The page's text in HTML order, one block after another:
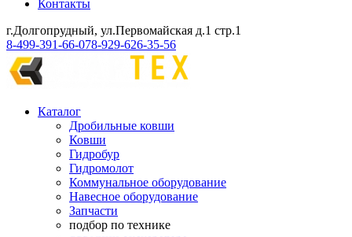
Контакты
г.Долгопрудный, ул.Первомайская д.1 стр.1
8-499-391-66-078-929-626-35-56
Каталог
Дробильные ковши
Ковши
Гидробур
Гидромолот
Коммунальное оборудование
Навесное оборудование
Запчасти
подбор по технике